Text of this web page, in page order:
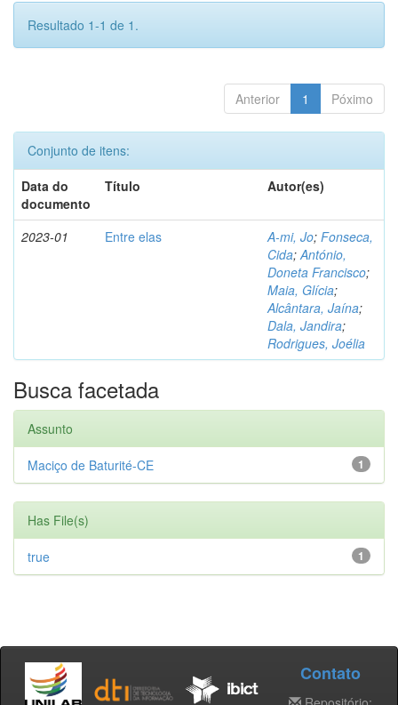
Resultado 1-1 de 1.
Anterior 1 Póximo
Conjunto de itens:
Data do
documento
Título Autor(es)
2023-01 Entre elas A-mi, Jo; Fonseca,
Cida;António,
Doneta Francisco;
Maia, Glícia;
Alcântara, Jaína;
Dala, Jandira;
Rodrigues, Joélia
Busca facetada
Assunto
1
Maciço de Baturité-CE
Has File(s)
1
true
Contato